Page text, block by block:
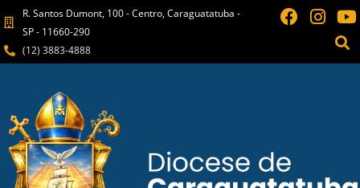
R. Santos Dumont, 100 - Centro, Caraguatatuba -
SP - 11660-290
(12) 3883-4888